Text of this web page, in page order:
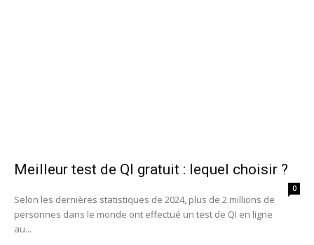
Meilleur test de QI gratuit : lequel choisir ?
0
Selon les dernières statistiques de 2024, plus de 2 millions de
personnes dans le monde ont effectué un test de QI en ligne
au...